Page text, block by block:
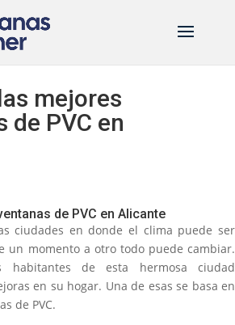
mejores
de PVC en
de PVC en Alicante
ciudades en donde el clima puede ser
un momento a otro todo puede cambiar.
de esta hermosa ciudad
en su hogar. Una de esas se basa en
de PVC.